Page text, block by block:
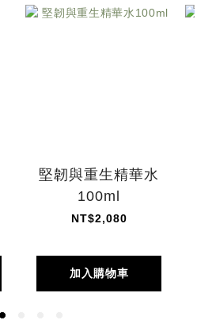
堅韌與重生精華水
100ml
NT$2,080
加入購物車